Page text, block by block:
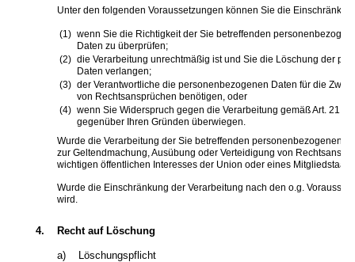
Unter den folgenden Voraussetzungen können Sie die
wenn Sie die Richtigkeit der Sie betreffenden
Daten zu überprüfen;
die Verarbeitung unrechtmäßig ist und Sie die Löschung der
Daten verlangen;
der Verantwortliche die personenbezogenen Daten für die
von Rechtsansprüchen benötigen, oder
wenn Sie Widerspruch gegen die Verarbeitung gemäß Art. 21
gegenüber Ihren Gründen überwiegen.
Wurde die Verarbeitung der Sie betreffenden personenbezogenen
zur Geltendmachung, Ausübung oder Verteidigung von
wichtigen öffentlichen Interesses der Union oder eines
Wurde die Einschränkung der Verarbeitung nach den o.g.
wird.
4. Recht auf Löschung
a) Löschungspflicht